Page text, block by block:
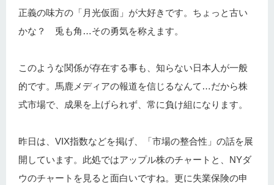
正義の味方の「月光仮面」が大好きです。ちょっと古い
かな？ 兎も角…その勇気を称えます。
このような関係が存在する事も、知らない日本人が一般
的です。馬鹿メディアの報道を信じるなんて…だから株
式市場で、成果を上げられず、常に負け組になります。
昨日は、VIX指数などを掲げ、「市場の整合性」の話を展
開しています。此処ではアップル株のチャートと、NYダ
ウのチャートを見ると面白いですね。更に失業保険の申